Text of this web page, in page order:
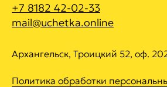
+7 8182 42-02-33
mail@uchetka.online
Архангельск, Троицкий 52, оф.
Политика обработки